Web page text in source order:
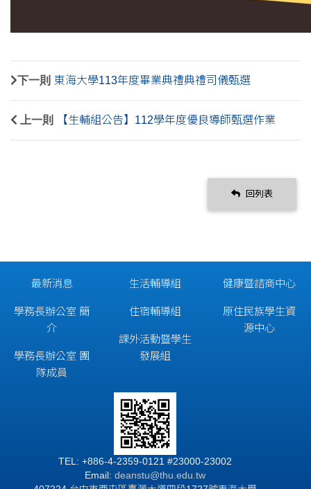
下一則 東海大學113年度畢業典禮典禮司儀甄選
上一則 【生輔組公告】112學年度優良導師甄選作業
回列表
最新消息
學務長辦公室 簡
介
學務長辦公室 團
隊成員
生活輔導組
住宿輔導組
課外活動暨學生
發展組
健康暨諮商中心
原住民族學生資
源中心
TEL: +886-4-2359-0121 #23000-23002
Email: deanstu@thu.edu.tw